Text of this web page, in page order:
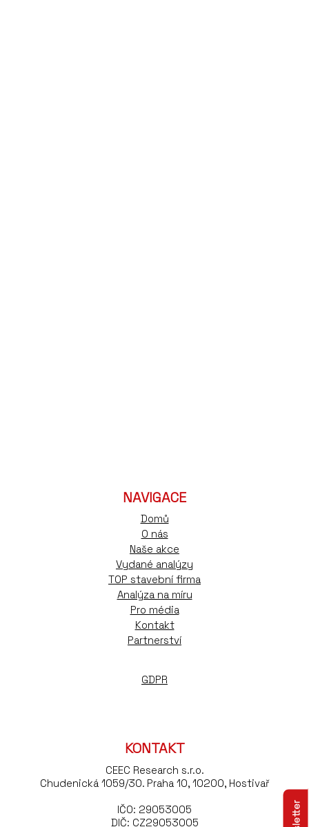
NAVIGACE
Domů
O nás
Naše akce
Vydané analýzy
TOP stavební firma
Analýza na míru
Pro média
Kontakt
Partnerství
GDPR
KONTAKT
CEEC Research s.r.o.
Chudenická 1059/30. Praha 10, 10200, Hostivař
IČO: 29053005
DIČ: CZ29053005